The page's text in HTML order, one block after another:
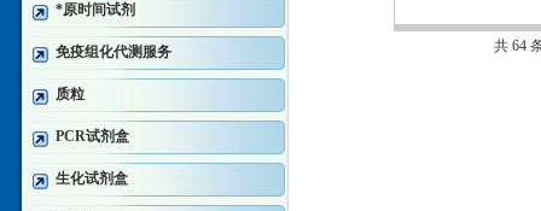
*原时间试剂
免疫组化代测服务
质粒
PCR试剂盒
生化试剂盒
共 64